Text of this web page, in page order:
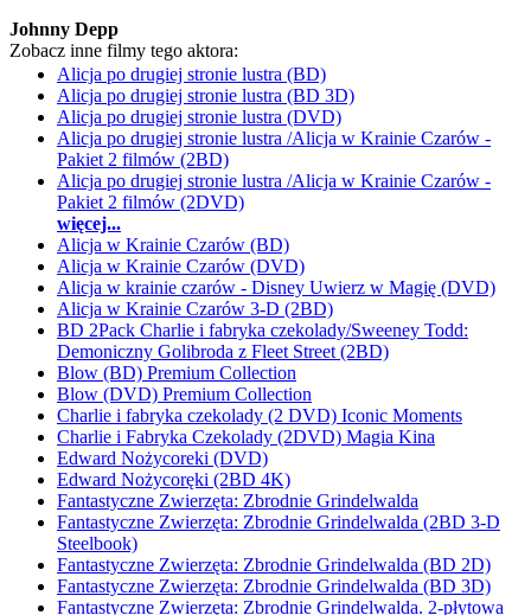
Johnny Depp
Zobacz inne filmy tego aktora:
Alicja po drugiej stronie lustra (BD)
Alicja po drugiej stronie lustra (BD 3D)
Alicja po drugiej stronie lustra (DVD)
Alicja po drugiej stronie lustra /Alicja w Krainie Czarów -
Pakiet 2 filmów (2BD)
Alicja po drugiej stronie lustra /Alicja w Krainie Czarów -
Pakiet 2 filmów (2DVD)
więcej...
Alicja w Krainie Czarów (BD)
Alicja w Krainie Czarów (DVD)
Alicja w krainie czarów - Disney Uwierz w Magię (DVD)
Alicja w Krainie Czarów 3-D (2BD)
BD 2Pack Charlie i fabryka czekolady/Sweeney Todd:
Demoniczny Golibroda z Fleet Street (2BD)
Blow (BD) Premium Collection
Blow (DVD) Premium Collection
Charlie i fabryka czekolady (2 DVD) Iconic Moments
Charlie i Fabryka Czekolady (2DVD) Magia Kina
Edward Nożycoreki (DVD)
Edward Nożycoręki (2BD 4K)
Fantastyczne Zwierzęta: Zbrodnie Grindelwalda
Fantastyczne Zwierzęta: Zbrodnie Grindelwalda (2BD 3-D
Steelbook)
Fantastyczne Zwierzęta: Zbrodnie Grindelwalda (BD 2D)
Fantastyczne Zwierzęta: Zbrodnie Grindelwalda (BD 3D)
Fantastyczne Zwierzęta: Zbrodnie Grindelwalda. 2-płytowa